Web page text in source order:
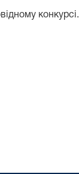
конкурсі.